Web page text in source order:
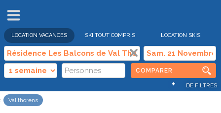
LOCATION VACANCES SKI TOUT COMPRIS LOCATION SKIS
COMPARER
+ DE FILTRES
Val thorens